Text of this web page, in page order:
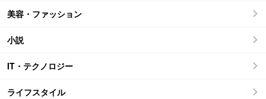
美容・ファッション
小説
IT・テクノロジー
ライフスタイル